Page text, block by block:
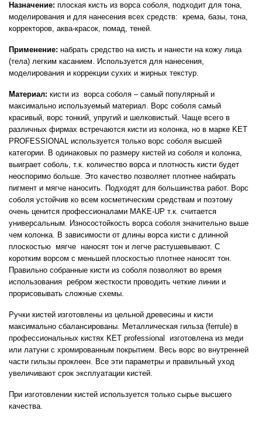
Назначение: плоская кисть из ворса соболя, подходит для тона,
моделирования и для нанесения всех средств: крема, базы, тона,
корректоров, аква-красок, помад, теней.
Применение: набрать средство на кисть и нанести на кожу лица
(тела) легким касанием. Используется для нанесения,
моделирования и коррекции сухих и жирных текстур.
Материал: кисти из ворса соболя – самый популярный и
максимально используемый материал. Ворс соболя самый
красивый, ворс тонкий, упругий и шелковистый. Чаще всего в
различных фирмах встречаются кисти из колонка, но в марке KET
PROFESSIONAL используется только ворс соболя высшей
категории. В одинаковых по размеру кистей из соболя и колонка,
выиграет соболь, т.к. количество ворса и плотность кисти будет
неоспоримо больше. Это качество позволяет плотнее набирать
пигмент и мягче наносить. Подходят для большинства работ. Ворс
соболя устойчив ко всем косметическим средствам и поэтому
очень ценится профессионалами MAKE-UP т.к. считается
универсальным. Износостойкость ворса соболя значительно выше
чем колонка. В зависимости от длины ворса кисти с длинной
плоскостью мягче наносят тон и легче растушевывают. С
коротким ворсом с меньшей плоскостью плотнее наносят тон.
Правильно собранные кисти из соболя позволяют во время
использования ребром жесткости проводить четкие линии и
прорисовывать сложные схемы.
Ручки кистей изготовлены из цельной древесины и кисти
максимально сбалансированы. Металлическая гильза (ferrule) в
профессиональных кистях KET professional
изготовлена из меди
или латуни с хромированным покрытием. Весь ворс во внутренней
части гильзы проклеен. Все эти параметры и правильный уход
увеличивают срок эксплуатации кистей.
При изготовлении кистей используется только сырье высшего
качества.